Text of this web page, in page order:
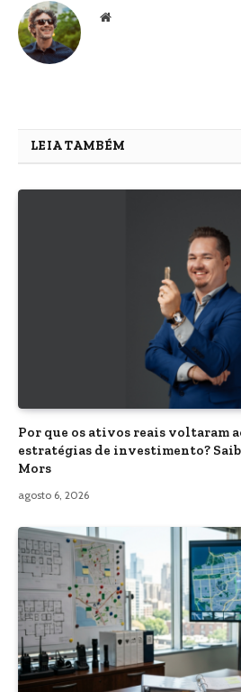
Website
LEIA TAMBÉM
Por que os ativos reais voltaram
estratégias de investimento?
Mors
agosto 6, 2026